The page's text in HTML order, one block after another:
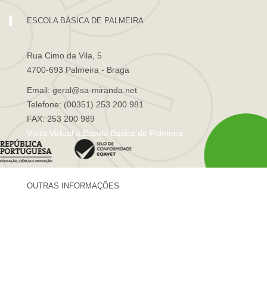
ESCOLA BÁSICA DE PALMEIRA
Rua Cimo da Vila, 5
4700-693 Palmeira - Braga
Email: geral@sa-miranda.net
Telefone: (00351) 253 200 981
FAX: 253 200 989
Visita Virtual à Escola Básica de Palmeira
OUTRAS INFORMAÇÕES